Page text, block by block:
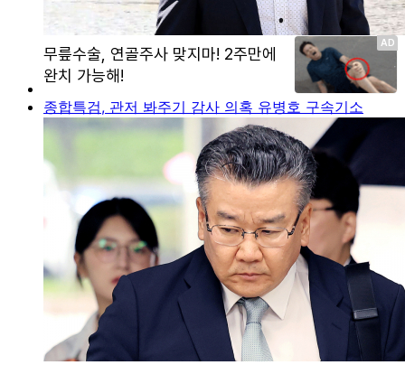
종합특검, 관저 봐주기 감사 의혹 유병호 구속기소